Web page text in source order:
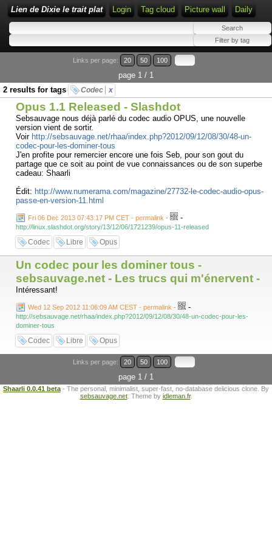
Lien de Dixie le trait plat Login Tag cloud Picture wall Daily
Links per page: 20 50 100
page 1 / 1
2 results for tags
Codec x
Opus 1.1 Released - Slashdot
Sebsauvage nous déjà parlé du codec audio OPUS, une nouvelle
version vient de sortir.
Voir http://sebsauvage.net/rhaa/index.php?2012/09/12/08/30/48-un-
codec-pour-les-dominer-tous
J'en profite pour remercier encore une fois Seb, pour son gout du
partage que ce soit au point de vue connaissances ou de son superbe
cadeau: Shaarli
Édit: http://www.numerama.com/magazine/27732-le-codec-audio-opus-
passe-en-version-11.html
Fri 06 Dec 2013 07:43:17 PM CET - permalink - -
http://linux.slashdot.org/story/13/12/06/1721239/opus-11-released
Codec Libre Opus
Un codec pour les dominer tous -
sebsauvage.net - Les trucs qui m'énervent -
Intéressant!
Wed 12 Sep 2012 11:06:09 AM CEST - permalink - -
http://sebsauvage.net/rhaa/index.php?2012/09/12/08/30/48-un-codec-pour-les-
dominer-tous
Codec Libre Opus
Links per page: 20 50 100
page 1 / 1
Shaarli 0.0.41 beta - The personal, minimalist, super-fast, no-database delicious clone. By
sebsauvage.net. Theme by idleman.fr.